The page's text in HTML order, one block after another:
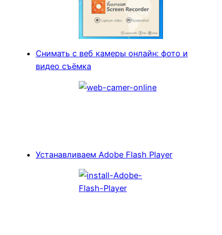
Cнимать с веб камеры онлайн: фото и
видео съёмка
Устанавливаем Adobe Flash Player